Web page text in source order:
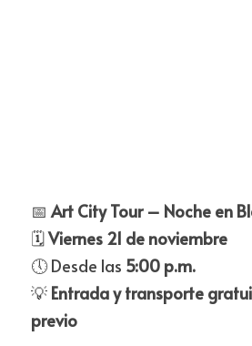
📅 Art City Tour – Noche en
🗓️ Viernes 21 de noviembre
🕔 Desde las 5:00 p.m.
💡 Entrada y transporte
previo